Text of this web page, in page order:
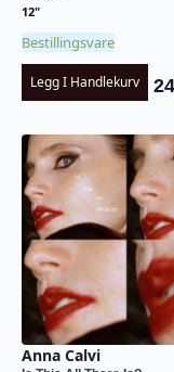
12"
Bestillingsvare
Legg I Handlekurv
Anna Calvi